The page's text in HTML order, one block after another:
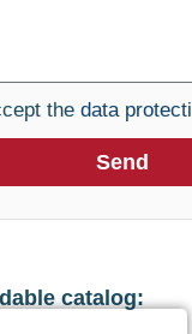
thedata
Send
catalog: